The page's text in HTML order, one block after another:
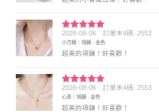
評分5 滿
分 5
2026-08-06 訂單末4碼: 2553
小方糖｜項鍊 - 金色
超美的項鍊！好喜歡！
評分5 滿
分 5
2026-08-06 訂單末4碼: 2553
心意｜項鍊 - 金色
超美的項鍊！好喜歡！